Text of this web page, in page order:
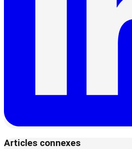
Articles connexes